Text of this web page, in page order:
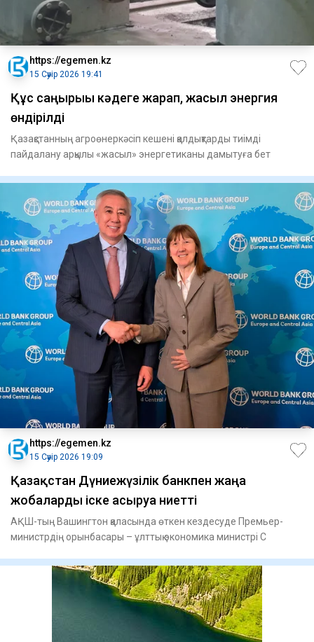
https://egemen.kz
15 Сәуір 2026 19:41
Құс саңғырығы кәдеге жарап, жасыл энергия
өндірілді
Қазақстанның агроөнеркәсіп кешені қалдықтарды тиімді
пайдалану арқылы «жасыл» энергетиканы дамытуға бет
https://egemen.kz
15 Сәуір 2026 19:09
Қазақстан Дүниежүзілік банкпен жаңа
жобаларды іске асыруға ниетті
АҚШ-тың Вашингтон қаласында өткен кездесуде Премьер-
министрдің орынбасары – ұлттық экономика министрі С